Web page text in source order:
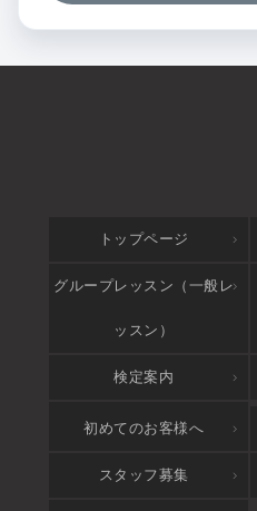
トップページ
グループレッスン（一般レ
ッスン）
検定案内
アクセス
初めてのお客様へ
スタッフ募集